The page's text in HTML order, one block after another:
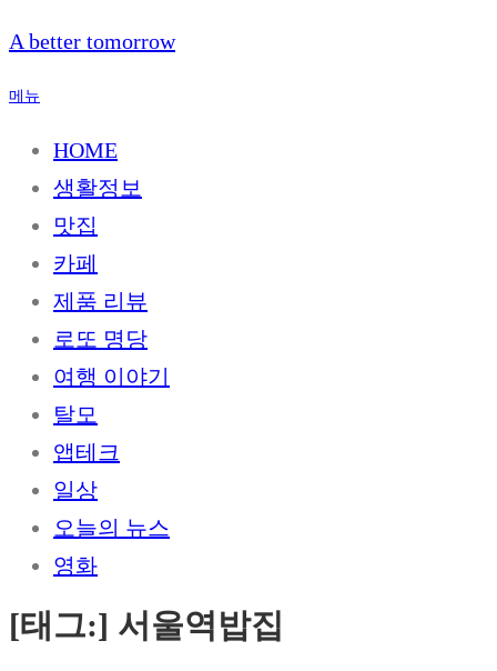
내
으
A better tomorrow
메뉴
HOME
생활정보
맛집
카페
제품 리뷰
로또 명당
여행 이야기
탈모
앱테크
일상
오늘의 뉴스
영화
[태그:] 서울역밥집